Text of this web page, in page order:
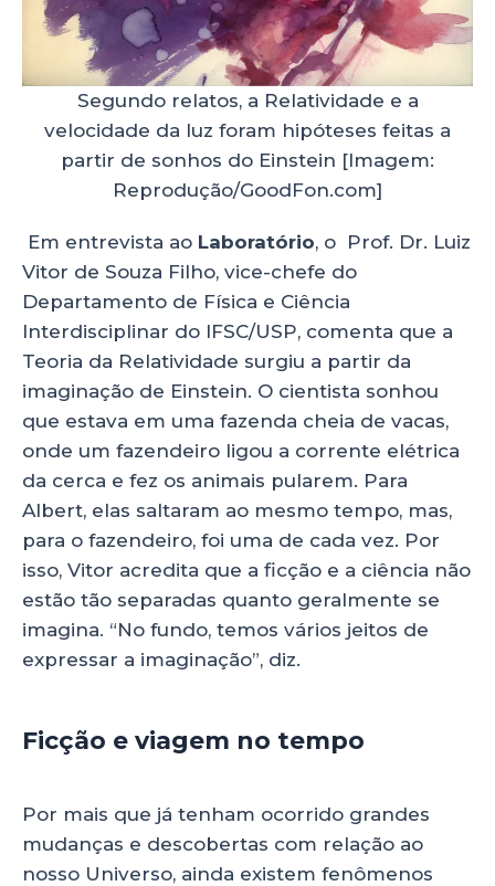
Segundo relatos, a Relatividade e a
velocidade da luz foram hipóteses feitas a
partir de sonhos do Einstein [Imagem:
Reprodução/GoodFon.com]
Em entrevista ao Laboratório, o Prof. Dr. Luiz
Vitor de Souza Filho, vice-chefe do
Departamento de Física e Ciência
Interdisciplinar do IFSC/USP, comenta que a
Teoria da Relatividade surgiu a partir da
imaginação de Einstein. O cientista sonhou
que estava em uma fazenda cheia de vacas,
onde um fazendeiro ligou a corrente elétrica
da cerca e fez os animais pularem. Para
Albert, elas saltaram ao mesmo tempo, mas,
para o fazendeiro, foi uma de cada vez. Por
isso, Vitor acredita que a ficção e a ciência não
estão tão separadas quanto geralmente se
imagina. “No fundo, temos vários jeitos de
expressar a imaginação”, diz.
Ficção e viagem no tempo
Por mais que já tenham ocorrido grandes
mudanças e descobertas com relação ao
nosso Universo, ainda existem fenômenos